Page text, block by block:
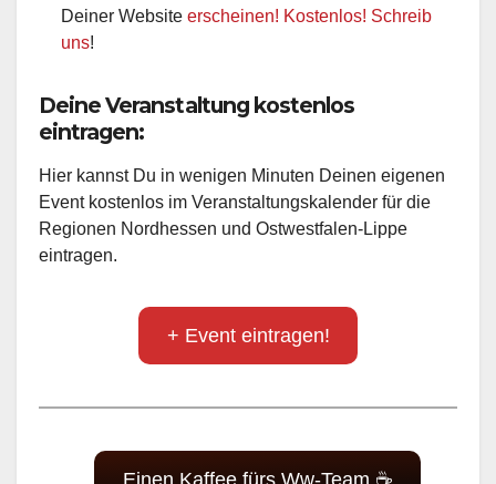
Deiner Website erscheinen! Kostenlos! Schreib
uns!
Deine Veranstaltung kostenlos
eintragen:
Hier kannst Du in wenigen Minuten Deinen eigenen
Event kostenlos im Veranstaltungskalender für die
Regionen Nordhessen und Ostwestfalen-Lippe
eintragen.
+ Event eintragen!
Einen Kaffee fürs Ww-Team ☕